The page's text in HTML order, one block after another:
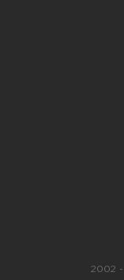
2002 -